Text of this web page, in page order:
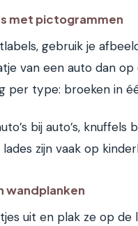
met pictogrammen
gebruik je
van een auto dan op
per type: broeken in
bij auto’s, knuffels
zijn vaak op
wandplanken
uit en plak ze op